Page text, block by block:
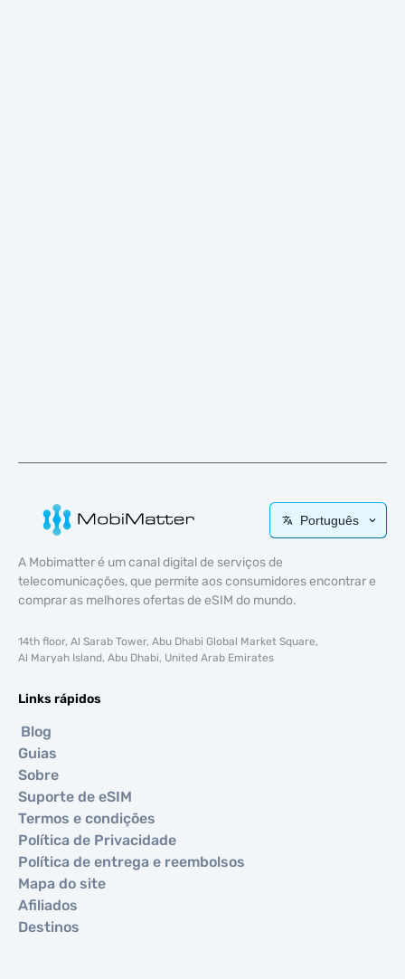
Português
A Mobimatter é um canal digital de serviços de
telecomunicações, que permite aos consumidores encontrar e
comprar as melhores ofertas de eSIM do mundo.
14th floor, Al Sarab Tower, Abu Dhabi Global Market Square,
Al Maryah Island, Abu Dhabi, United Arab Emirates
Links rápidos
Blog
Guias
Sobre
Suporte de eSIM
Termos e condições
Política de Privacidade
Política de entrega e reembolsos
Mapa do site
Afiliados
Destinos